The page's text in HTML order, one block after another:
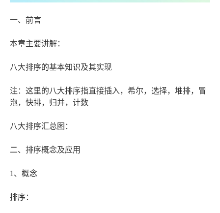
一、前言
本章主要讲解：
八大排序的基本知识及其实现
注：这里的八大排序指直接插入，希尔，选择，堆排，冒
泡，快排，归并，计数
八大排序汇总图：
二、排序概念及应用
1、概念
排序：